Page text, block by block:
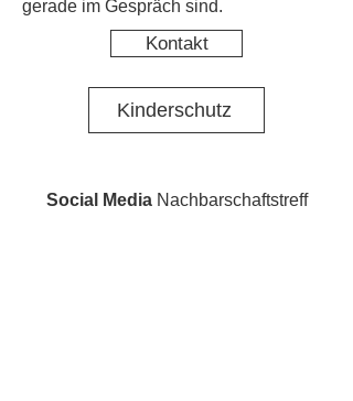
gerade im Gespräch sind.
Kontakt
Kinderschutz
Social MediaNachbarschaftstreff